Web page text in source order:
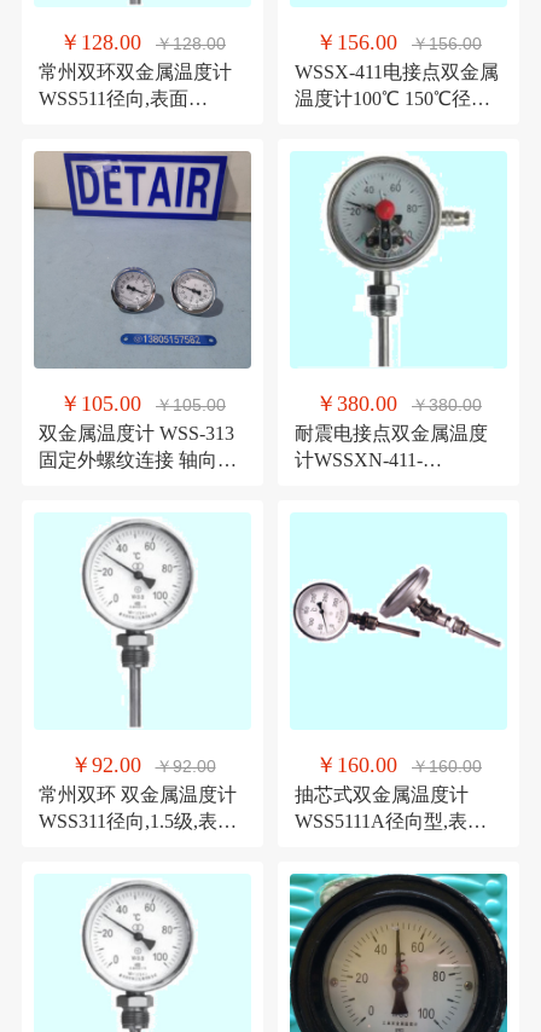
￥128.00 ￥128.00
常州双环双金属温度计
WSS511径向,表面
级
￥156.00 ￥156.00
WSSX-411电接点双金属
温度计100℃ 150℃径向,
￥105.00 ￥105.00
双金属温度计 WSS-313
固定外螺纹连接 轴向安
￥380.00 ￥380.00
耐震电接点双金属温度
计WSSXN-411-
向,M27*2外螺纹
￥92.00 ￥92.00
常州双环 双金属温度计
WSS311径向,1.5级,表面
￥160.00 ￥160.00
抽芯式双金属温度计
WSS5111A径向型,表面